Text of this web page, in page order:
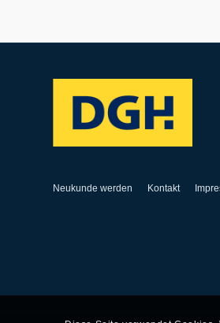
Neukunde werden Kontakt